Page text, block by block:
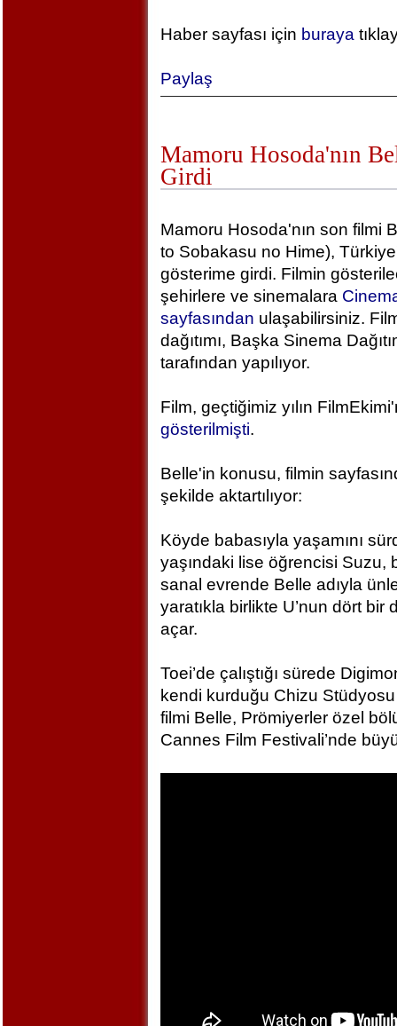
Haber sayfası için buraya
Paylaş
Mamoru Hosoda'nın
Girdi
Mamoru Hosoda'nın son filmi
to Sobakasu no Hime),
gösterime girdi. Filmin
şehirlere ve sinemalara
sayfasından ulaşabilirsiniz.
dağıtımı, Başka Sinema
tarafından yapılıyor.
Film, geçtiğimiz yılın
gösterilmişti.
Belle'in konusu, filmin
şekilde aktartılıyor:
Köyde babasıyla yaşamını
yaşındaki lise öğrencisi Suzu,
sanal evrende Belle adıyla
yaratıkla birlikte U’nun dört
açar.
Toei’de çalıştığı sürede
kendi kurduğu Chizu
filmi Belle, Prömiyerler özel
Cannes Film Festivali’nde